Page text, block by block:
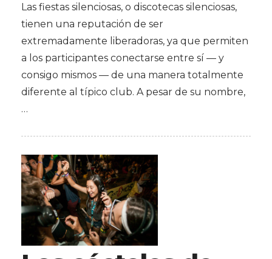
Las fiestas silenciosas, o discotecas silenciosas,
tienen una reputación de ser
extremadamente liberadoras, ya que permiten
a los participantes conectarse entre sí — y
consigo mismos — de una manera totalmente
diferente al típico club. A pesar de su nombre,
…